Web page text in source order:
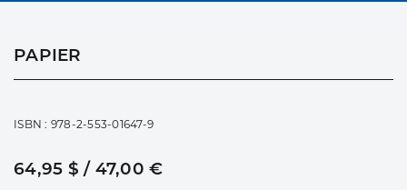
PAPIER
ISBN : 978-2-553-01647-9
64,95 $ / 47,00 €